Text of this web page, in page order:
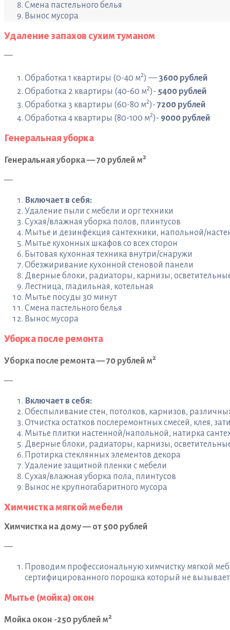
Смена пастельного белья
Вынос мусора
Удаление запахов сухим туманом
—
Обработка 1 квартиры (0-40 м2) — 3600 рублей
Обработка 2 квартиры (40-60 м2)- 5400 рублей
Обработка 3 квартиры (60-80 м2)- 7200 рублей
Обработка 4 квартиры (80-100 м2)- 9000 рублей
Генеральная уборка
Генеральная уборка — 70 рублей м2
—
Включает в себя:
Удаление пыли с мебели и орг техники
Сухая/влажная уборка полов, плинтусов
Мытье и дезинфекция сантехники, напольной/
Мытье кухонных шкафов со всех сторон
Бытовая кухонная техника внутри/снаружи
Обезжиривание кухонной стеновой панели
Дверные блоки, радиаторы, карнизы,
Лестница, гладильная, котельная
Мытье посуды 30 минут
Смена пастельного белья
Вынос мусора
Уборка после ремонта
Уборка после ремонта — 70 рублей м2
—
Включает в себя:
Обеспыливание стен, потолков, карнизов,
Отчистка остатков послеремонтных смесей, клея,
Мытье плитки настенной/напольной, натирка
Дверные блоки, радиаторы, карнизы,
Протирка стеклянных элементов декора
Удаление защитной пленки с мебели
Сухая/влажная уборка пола, плинтусов
Вынос не крупногабаритного мусора
Химчистка мягкой мебели
Химчистка на дому — от 500 рублей
—
Проводим профессиональную химчистку мягкой
сертифицированного порошка который не
Мытье (мойка) окон
Мойка окон -250 рублей м2